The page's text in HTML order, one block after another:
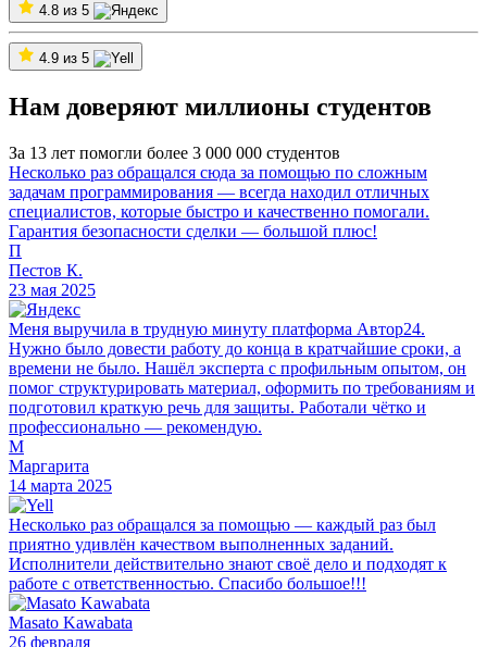
4.8 из 5
4.9 из 5
Нам доверяют миллионы студентов
За 13 лет помогли более 3 000 000 студентов
Несколько раз обращался сюда за помощью по сложным
задачам программирования — всегда находил отличных
специалистов, которые быстро и качественно помогали.
Гарантия безопасности сделки — большой плюс!
П
Пестов К.
23 мая 2025
Меня выручила в трудную минуту платформа Автор24.
Нужно было довести работу до конца в кратчайшие сроки, а
времени не было. Нашёл эксперта с профильным опытом, он
помог структурировать материал, оформить по требованиям и
подготовил краткую речь для защиты. Работали чётко и
профессионально — рекомендую.
М
Маргарита
14 марта 2025
Несколько раз обращался за помощью — каждый раз был
приятно удивлён качеством выполненных заданий.
Исполнители действительно знают своё дело и подходят к
работе с ответственностью. Спасибо большое!!!
Masato Kawabata
26 февраля